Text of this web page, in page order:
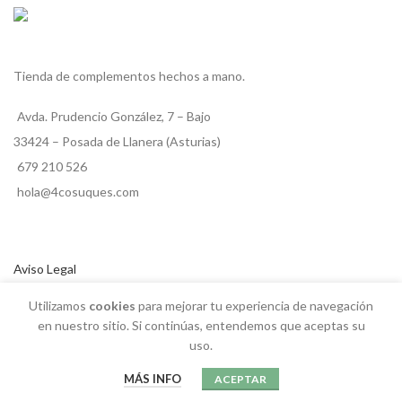
Tienda de complementos hechos a mano.
Avda. Prudencio González, 7 – Bajo
33424 – Posada de Llanera (Asturias)
679 210 526
hola@4cosuques.com
Aviso Legal
Envíos y Devoluciones
Utilizamos cookies para mejorar tu experiencia de navegación
en nuestro sitio. Si continúas, entendemos que aceptas su
uso.
MÁS INFO ACEPTAR